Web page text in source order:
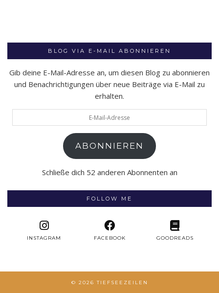
BLOG VIA E-MAIL ABONNIEREN
Gib deine E-Mail-Adresse an, um diesen Blog zu abonnieren
und Benachrichtigungen über neue Beiträge via E-Mail zu
erhalten.
Mail-
ABONNIEREN
Schließe dich 52 anderen Abonnenten an
FOLLOW ME
INSTAGRAM FACEBOOK GOODREADS
© 2026TIEFSEEZEILEN